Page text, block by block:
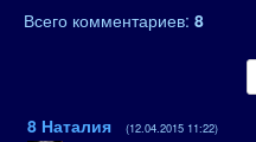
Всего комментариев: 8
8 Наталия (12.04.2015 11:22)